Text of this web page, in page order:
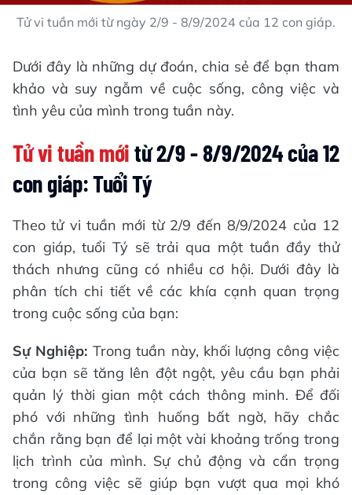
Tử vi tuần mới từ ngày 2/9 - 8/9/2024 của 12 con giáp.
Dưới đây là những dự đoán, chia sẻ để bạn tham
khảo và suy ngẫm về cuộc sống, công việc và
tình yêu của mình trong tuần này.
Tử vi tuần mớitừ 2/9 - 8/9/2024 của 12
con giáp: Tuổi Tý
Theo tử vi tuần mới từ 2/9 đến 8/9/2024 của 12
con giáp, tuổi Tý sẽ trải qua một tuần đầy thử
thách nhưng cũng có nhiều cơ hội. Dưới đây là
phân tích chi tiết về các khía cạnh quan trọng
trong cuộc sống của bạn:
Sự Nghiệp: Trong tuần này, khối lượng công việc
của bạn sẽ tăng lên đột ngột, yêu cầu bạn phải
quản lý thời gian một cách thông minh. Để đối
phó với những tình huống bất ngờ, hãy chắc
chắn rằng bạn để lại một vài khoảng trống trong
lịch trình của mình. Sự chủ động và cẩn trọng
trong công việc sẽ giúp bạn vượt qua mọi khó